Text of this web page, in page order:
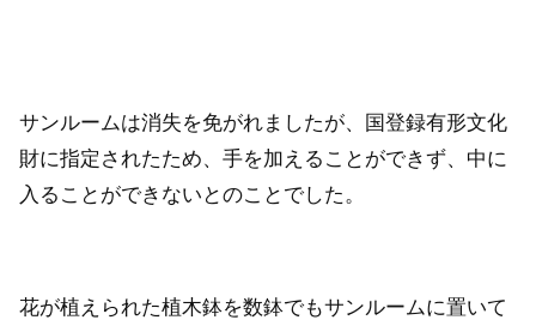
サンルームは消失を免がれましたが、国登録有形文化
財に指定されたため、手を加えることができず、中に
入ることができないとのことでした。
花が植えられた植木鉢を数鉢でもサンルームに置いて